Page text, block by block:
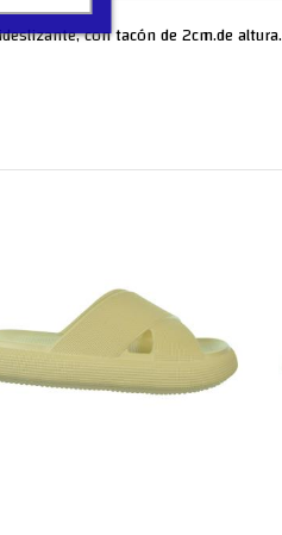
con tacón de 2cm.de altura.